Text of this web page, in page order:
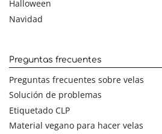
Halloween
Navidad
Preguntas frecuentes
Preguntas frecuentes sobre velas
Solución de problemas
Etiquetado CLP
Material vegano para hacer velas